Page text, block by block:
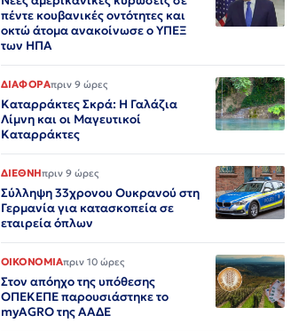
πέντε κουβανικές οντότητες και
οκτώ άτομα ανακοίνωσε ο ΥΠΕΞ
των ΗΠΑ
ΔΙΑΦΟΡΑπριν 9 ώρες
Καταρράκτες Σκρά: Η Γαλάζια
Λίμνη και οι Μαγευτικοί
Καταρράκτες
ΔΙΕΘΝΗπριν 9 ώρες
Σύλληψη 33χρονου Ουκρανού στη
Γερμανία για κατασκοπεία σε
εταιρεία όπλων
ΟΙΚΟΝΟΜΙΑπριν 10 ώρες
Στον απόηχο της υπόθεσης
ΟΠΕΚΕΠΕ παρουσιάστηκε το
myAGRO της ΑΑΔΕ